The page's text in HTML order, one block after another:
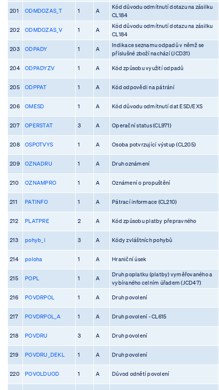
201 ODMDOZAS_T 1 A
Kód důvodu odmítnutí dotazu na zásilku
CL184
202 ODMDOZAS_V 1 A
Kód důvodu odmítnutí dotazu na zásilku
CL184
203 ODPADY 1 A
Indikace seznamu odpadů v němž se
příslušné zboží nachází (JCD31)
204 ODPADYZV 1 A Kód způsobu využití odpadů
205 ODPPAT 1 A Kód odpovědi na pátrání
206 OMESD 1 A Kód důvodu odmítnutí dat ESD/EXS
207 OPERSTAT 3 A Operační status (CL971)
208 OSPOTVYS 1 A Osoba potvrzující výstup (CL205)
209 OZNADRU 1 A Druh oznámení
210 OZNAMPRO 1 A Oznámení o propuštění
211 PATINFO 1 A Pátrací informace (CL210)
212 PLATPRE 2 A Kód způsobu platby přepravného
213 pohyb_i 3 A Kódy zvláštních pohybů
214 poloha 1 A Hraniční úsek
215 POPL 1 A
Druh poplatku (platby) vyměřovaného a
vybíraného celním úřadem (JCD47)
216 POVDRPOL 1 A Druh povolení
217 POVDRPOL_A 1 A Druh povolení - CL615
218 POVDRU 3 A Druh povolení
219 POVDRU_DEKL 1 A Druh povolení
220 POVOLDUOD 1 A Důvod odnětí povolení